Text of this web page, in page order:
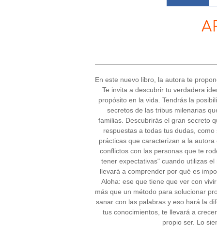
En este nuevo libro, la autora te
Te invita a descubrir tu verdadera
propósito en la vida. Tendrás la
secretos de las tribus milenarias
familias. Descubrirás el gran secreto
respuestas a todas tus dudas,
prácticas que caracterizan a la
conflictos con las personas que te
tener expectativas" cuando utilizas
llevará a comprender por qué es
Aloha: ese que tiene que ver con
más que un método para solucionar
sanar con las palabras y eso hará la
tus conocimientos, te llevará a
propio ser. Lo